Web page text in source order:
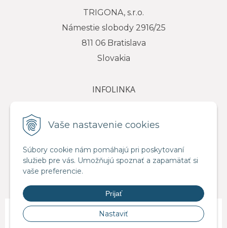
Vaše nastavenie cookies
Súbory cookie nám pomáhajú pri poskytovaní
služieb pre vás. Umožňujú spoznať a zapamätať si
vaše preferencie.
Prijať
Nastaviť
TRIGONA, s.r.o.
Námestie slobody 2916/25
811 06 Bratislava
Slovakia
INFOLINKA
e-mail: info@trigona.sk
VŠETKO O NÁKUPE
© 2026 Distribútor pre SR - TRIGONA.sk • e-shop Pohoda